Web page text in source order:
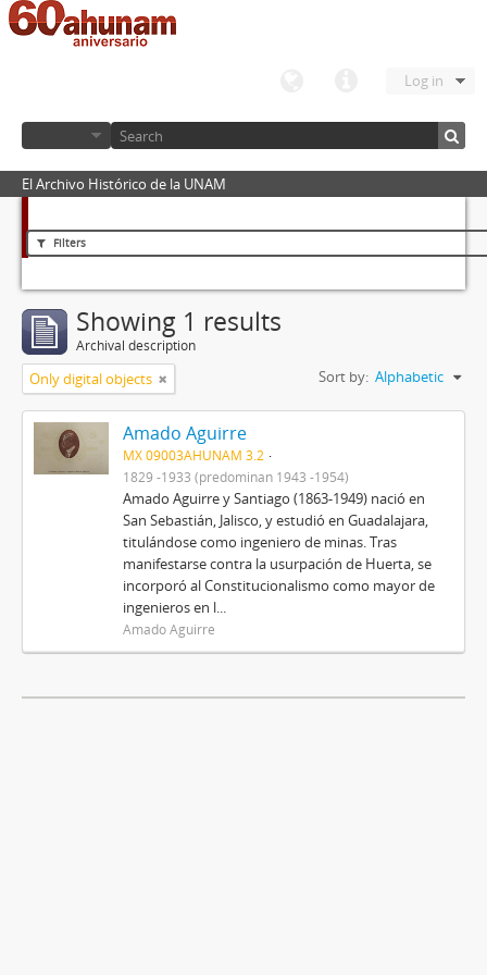
Log in
El Archivo Histórico de la UNAM
Filters
Showing 1 results
Archival description
Only digital objects Sort by: Alphabetic
Amado Aguirre
MX 09003AHUNAM 3.2
1829 -1933 (predominan 1943 -1954)
Amado Aguirre y Santiago (1863-1949) nació en
San Sebastián, Jalisco, y estudió en Guadalajara,
titulándose como ingeniero de minas. Tras
manifestarse contra la usurpación de Huerta, se
incorporó al Constitucionalismo como mayor de
ingenieros en l...
Amado Aguirre